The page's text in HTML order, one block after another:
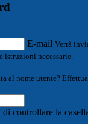
E-mail Verrà
necessarie.
al nome utente?
controllare la